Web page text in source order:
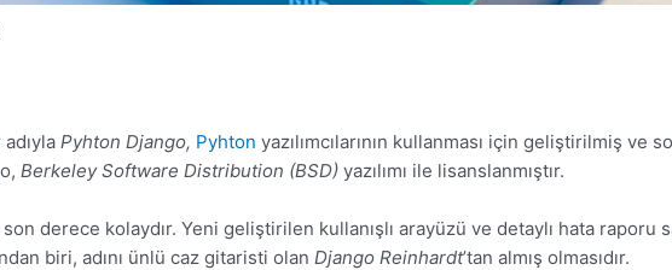
Pyhton Django, Pyhton yazılımcılarının kullanması için geliştirilmiş ve
Berkeley Software Distribution (BSD)yazılımı ile lisanslanmıştır.
son derece kolaydır. Yeni geliştirilen kullanışlı arayüzü ve detaylı hata raporu
biri, adını ünlü caz gitaristi olan Django Reinhardt’tan almış olmasıdır.